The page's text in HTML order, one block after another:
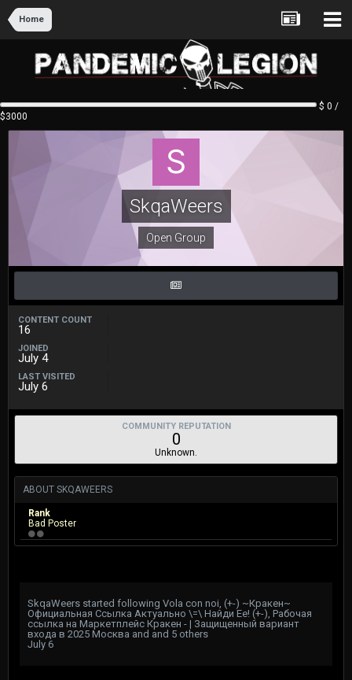
Home
$ 0 /
$3000
SkqaWeers
Open Group
CONTENT COUNT
16
JOINED
July 4
LAST VISITED
July 6
COMMUNITY REPUTATION
0
Unknown.
ABOUT SKQAWEERS
Rank
Bad Poster
SkqaWeers started following Vola con noi (+-) ~Кракен~
Официальная Ссылка Актуально \=\ Найди Ее! (+-) Рабочая
ссылка на Маркетплейс Кракен - | Защищенный вариант
входа в 2025 Москва and and 5 others
July 6